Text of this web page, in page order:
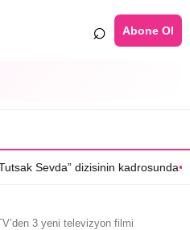
⌕ Abone Ol
•Serenay Sarıkaya’lı
3 yeni televizyon filmi